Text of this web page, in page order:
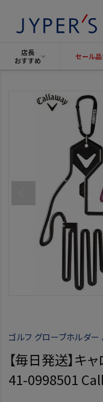
店長
おすすめ
セール品
ゴルフ グローブホルダ
【毎日発送】キ
41-0998501